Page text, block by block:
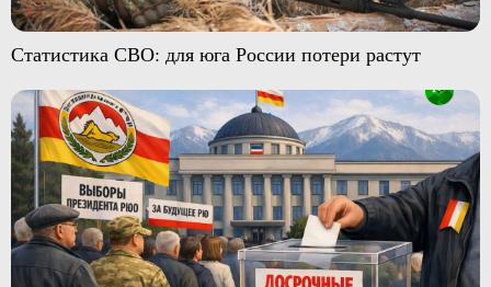
Статистика СВО: для юга России потери растут